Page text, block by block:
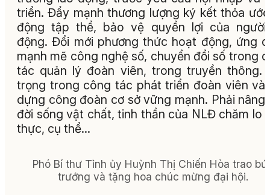
triển. Đẩy mạnh thương lượng ký kết thỏa
động tập thể, bảo vệ quyền lợi của người
động. Đổi mới phương thức hoạt động, ứng
mạnh mẽ công nghệ số, chuyển đổi số trong
tác quản lý đoàn viên, trong truyền thông.
trọng trong công tác phát triển đoàn viên và
dựng công đoàn cơ sở vững mạnh. Phải nâng
đời sống vật chất, tinh thần của NLĐ chăm lo
thực, cụ thể…
Phó Bí thư Tỉnh ủy Huỳnh Thị Chiến Hòa trao
trướng và tặng hoa chúc mừng đại hội.